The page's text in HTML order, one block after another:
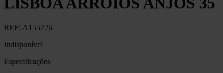
REF: A155726
Indisponível
Especificações